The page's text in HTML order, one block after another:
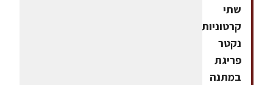
שתי
קרטוניות
נקטר
פריגת
במתנה